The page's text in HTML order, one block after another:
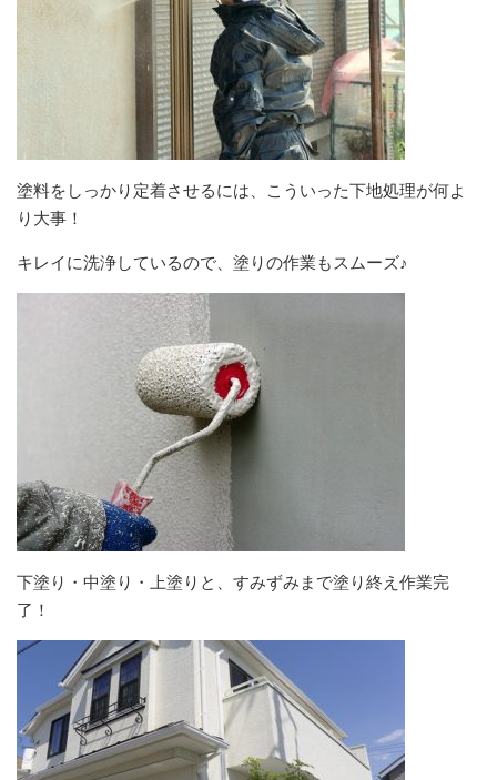
塗料をしっかり定着させるには、こういった下地処理が何よ
り大事！
キレイに洗浄しているので、塗りの作業もスムーズ♪
下塗り・中塗り・上塗りと、すみずみまで塗り終え作業完
了！